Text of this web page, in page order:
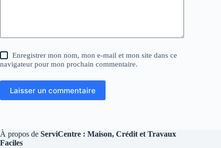
Enregistrer mon nom, mon e-mail et mon site dans ce
navigateur pour mon prochain commentaire.
Laisser un commentaire
À propos de ServiCentre : Maison, Crédit et Travaux
Faciles